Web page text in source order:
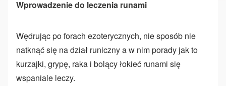
Wprowadzenie do leczenia runami
Wędrując po forach ezoterycznych, nie sposób nie
natknąć się na dział runiczny a w nim porady jak to
kurzajki, grypę, raka i bolący łokieć runami się
wspaniale leczy.